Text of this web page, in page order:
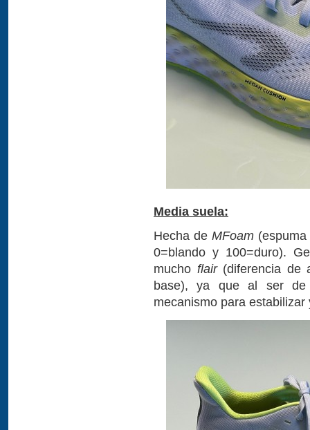
Media suela:
Hecha de MFoam(espuma
0=blando y 100=duro).
mucho flair(diferencia de
base), ya que al ser de
mecanismo para estabilizar